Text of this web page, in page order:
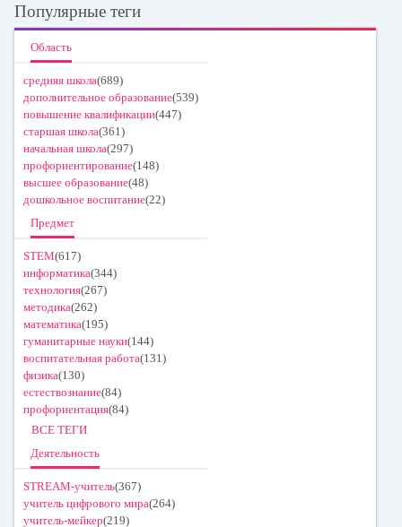
Популярные теги
Область
средняя школа(689)
дополнительное образование(539)
повышение квалификации(447)
старшая школа(361)
начальная школа(297)
профориентирование(148)
высшее образование(48)
дошкольное воспитание(22)
Предмет
STEM(617)
информатика(344)
технология(267)
методика(262)
математика(195)
гуманитарные науки(144)
воспитательная работа(131)
физика(130)
естествознание(84)
профориентация(84)
ВСЕ ТЕГИ
Деятельность
STREAM-учитель(367)
учитель цифрового мира(264)
учитель-мейкер(219)